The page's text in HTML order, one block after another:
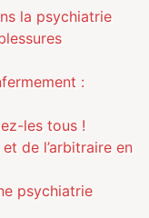
la psychiatrie
:
les tous !
de l’arbitraire en
psychiatrie